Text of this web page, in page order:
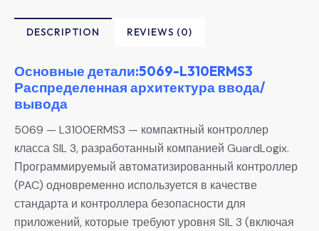
DESCRIPTION REVIEWS (0)
Основные детали:5069-L310ERMS3
Распределенная архитектура ввода/
вывода
5069 — L3100ERMS3 — компактный контроллер
класса SIL 3, разработанный компанией GuardLogix.
Программируемый автоматизированный контроллер
(PAC) одновременно используется в качестве
стандарта и контроллера безопасности для
приложений, которые требуют уровня SIL 3 (включая